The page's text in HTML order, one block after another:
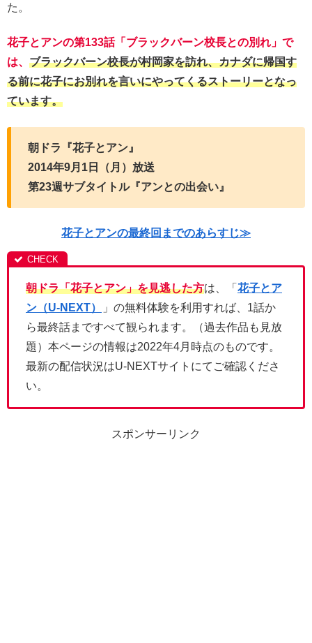
た。
花子とアンの第133話「ブラックバーン校長との別れ」で
は、 ブラックバーン校長が村岡家を訪れ、カナダに帰国す
る前に花子にお別れを言いにやってくるストーリーとなっ
ています。
朝ドラ『花子とアン』
2014年9月1日（月）放送
第23週サブタイトル『アンとの出会い』
花子とアンの最終回までのあらすじ≫
朝ドラ「花子とアン」を見逃した方は、「 花子とア
ン（U-NEXT）
」の無料体験を利用すれば、1話か
ら最終話まですべて観られます。（過去作品も見放
題）本ページの情報は2022年4月時点のものです。
最新の配信状況はU-NEXTサイトにてご確認くださ
い。
スポンサーリンク